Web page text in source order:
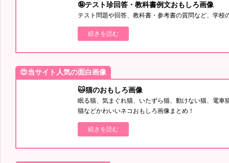
🤪テスト珍回答・教科書例文おもしろ画像
テスト問題や回答、教科書・参考書の質問など、学校
続きを読む
😍当サイト人気の面白画像
🐱猫のおもしろ画像
眠る猫、気まぐれ猫、いたずら猫、動けない猫、電
猫などかわいいネコおもしろ画像まとめ！
続きを読む